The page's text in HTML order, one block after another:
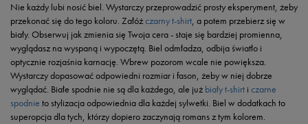
Nie każdy lubi nosić biel. Wystarczy przeprowadzić prosty eksperyment, żeby
przekonać się do tego koloru. Załóżczarny t-shirt, a potem przebierz się w
biały. Obserwuj jak zmienia się Twoja cera - staje się bardziej promienna,
wyglądasz na wyspaną i wypoczętą. Biel odmładza, odbija światło i
optycznie rozjaśnia karnację. Wbrew pozorom wcale nie powiększa.
Wystarczy dopasować odpowiedni rozmiar i fason, żeby w niej dobrze
wyglądać. Białe spodnie nie są dla każdego, ale już biały t-shirt i czarne
spodnie to stylizacja odpowiednia dla każdej sylwetki. Biel w dodatkach to
superopcja dla tych, którzy dopiero zaczynają romans z tym kolorem.